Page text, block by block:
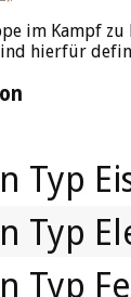
im Kampf
hierfür